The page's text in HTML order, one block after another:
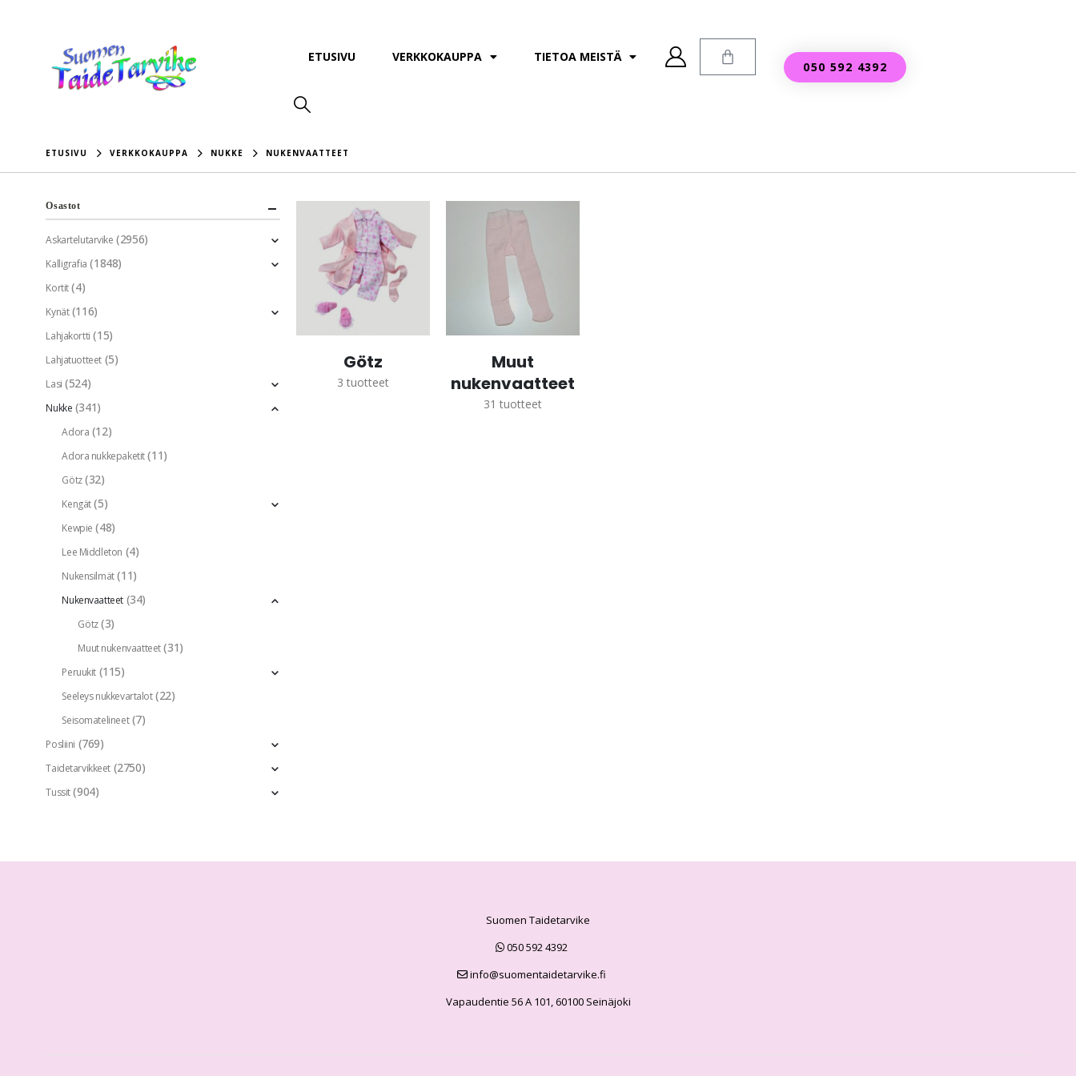
ETUSIVU VERKKOKAUPPA TIETOA MEISTÄ
050 592 4392
ETUSIVU VERKKOKAUPPA NUKKE NUKENVAATTEET
Götz
3 tuotteet
Muut
nukenvaatteet
31 tuotteet
Osastot
Askartelutarvike (2956)
Kalligrafia (1848)
Kortit (4)
Kynät (116)
Lahjakortti (15)
Lahjatuotteet (5)
Lasi (524)
Nukke (341)
Adora (12)
Adora nukkepaketit (11)
Götz (32)
Kengät (5)
Kewpie (48)
Lee Middleton (4)
Nukensilmät (11)
Nukenvaatteet (34)
Götz (3)
Muut nukenvaatteet (31)
Peruukit (115)
Seeleys nukkevartalot (22)
Seisomatelineet (7)
Posliini (769)
Taidetarvikkeet (2750)
Tussit (904)
Suomen Taidetarvike
050 592 4392
info@suomentaidetarvike.fi
Vapaudentie 56 A 101, 60100 Seinäjoki